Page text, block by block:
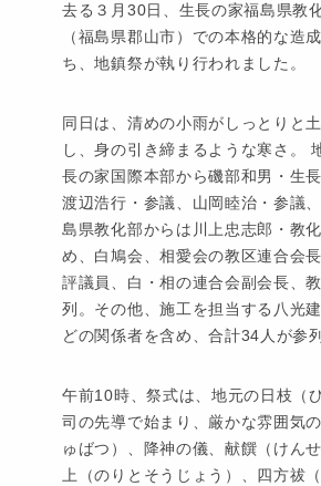
去る３月30日、生長の家福島県教
（福島県郡山市）での本格的な造
ち、地鎮祭が執り行われました。
同日は、清めの小雨がしっとりと
し、身の引き締まるような寒さ。
長の家国際本部から磯部和男・生長
渡辺浩行・参議、山岡睦治・参議
島県教化部からは川上忠志郎・教
め、白鳩会、相愛会の教区連合会
評議員、白・相の連合会副会長、
列。その他、施工を担当する八光
どの関係者を含め、合計34人が参
午前10時、祭式は、地元の日枝（
司の先導で始まり、厳かな雰囲気
ゅばつ）、降神の儀、献饌（けん
上（のりとそうじょう）、四方祓